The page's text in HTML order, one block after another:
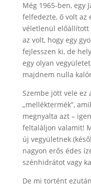
Még 1965-ben, egy
felfedezte, ő volt az
véletlenül előállított
az volt, hogy egy
fejlesszen ki, de
egy olyan
majdnem nulla
Szembe jött vele ez
„melléktermék”,
megnyalta azt –
feltaláljon valamit!
új vegyületnek
nagyon erős édes
szénhidrátot vagy
De mi történt